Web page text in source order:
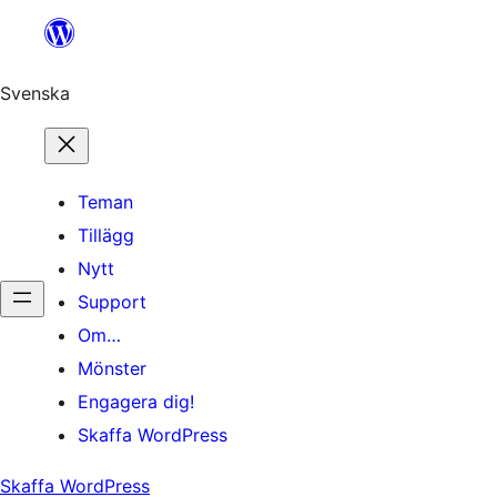
Hoppa
innehåll
Svenska
Teman
Tillägg
Nytt
Support
Om…
Mönster
Engagera dig!
Skaffa WordPress
Skaffa WordPress